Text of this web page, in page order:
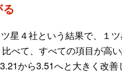
星４社という結果で、１
べて、すべての項目が高
から3.51へと大きく改善